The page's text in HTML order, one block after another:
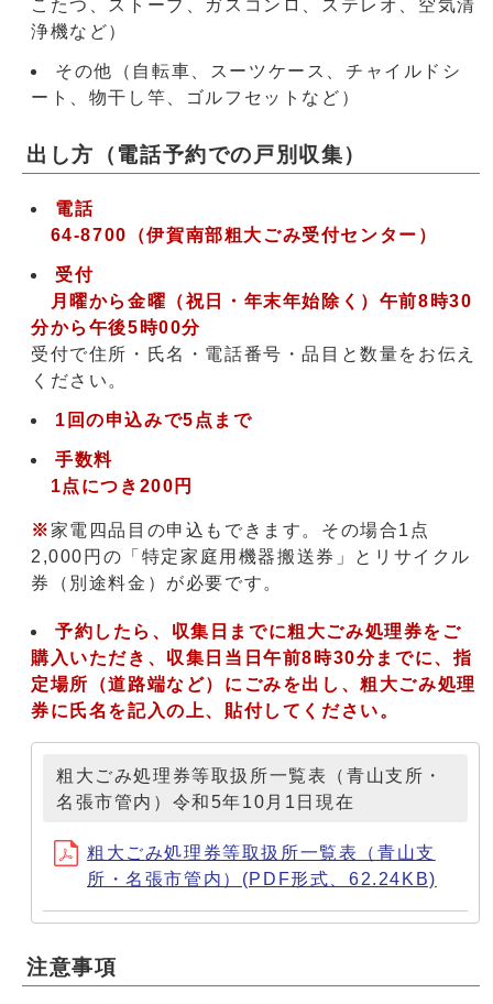
こたつ、ストーブ、ガスコンロ、ステレオ、空気清
浄機など）
その他（自転車、スーツケース、チャイルドシ
ート、物干し竿、ゴルフセットなど）
出し方（電話予約での戸別収集）
電話
64-8700（伊賀南部粗大ごみ受付センター）
受付
月曜から金曜（祝日・年末年始除く）午前8時30
分から午後5時00分
受付で住所・氏名・電話番号・品目と数量をお伝え
ください。
1回の申込みで5点まで
手数料
1点につき200円
※家電四品目の申込もできます。その場合1点
2,000円の「特定家庭用機器搬送券」とリサイクル
券（別途料金）が必要です。
予約したら、収集日までに粗大ごみ処理券をご
購入いただき、収集日当日午前8時30分までに、指
定場所（道路端など）にごみを出し、粗大ごみ処理
券に氏名を記入の上、貼付してください。
粗大ごみ処理券等取扱所一覧表（青山支所・
名張市管内）令和5年10月1日現在
粗大ごみ処理券等取扱所一覧表（青山支
所・名張市管内）(PDF形式、62.24KB)
注意事項